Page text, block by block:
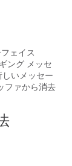
ェイス
ング メッセ
いメッセー
ファから消去